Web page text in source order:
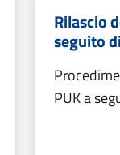
Rilascio
seguito
PUK a